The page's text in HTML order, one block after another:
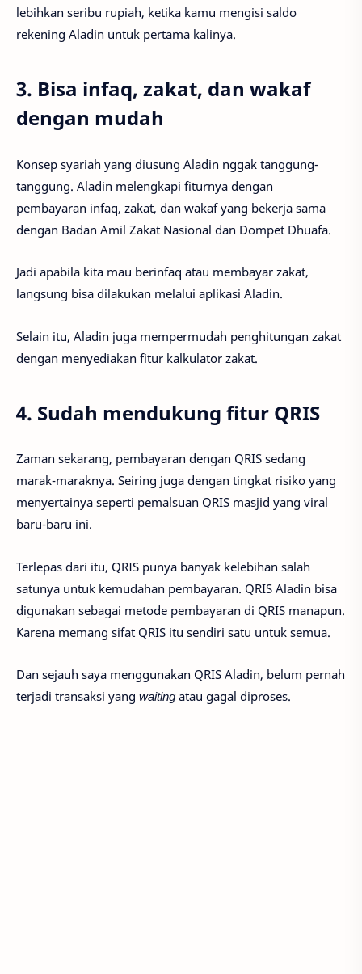
lebihkan seribu rupiah, ketika kamu mengisi saldo
rekening Aladin untuk pertama kalinya.
3. Bisa infaq, zakat, dan wakaf
dengan mudah
Konsep syariah yang diusung Aladin nggak tanggung-
tanggung. Aladin melengkapi fiturnya dengan
pembayaran infaq, zakat, dan wakaf yang bekerja sama
dengan Badan Amil Zakat Nasional dan Dompet Dhuafa.
Jadi apabila kita mau berinfaq atau membayar zakat,
langsung bisa dilakukan melalui aplikasi Aladin.
Selain itu, Aladin juga mempermudah penghitungan zakat
dengan menyediakan fitur kalkulator zakat.
4. Sudah mendukung fitur QRIS
Zaman sekarang, pembayaran dengan QRIS sedang
marak-maraknya. Seiring juga dengan tingkat risiko yang
menyertainya seperti pemalsuan QRIS masjid yang viral
baru-baru ini.
Terlepas dari itu, QRIS punya banyak kelebihan salah
satunya untuk kemudahan pembayaran. QRIS Aladin bisa
digunakan sebagai metode pembayaran di QRIS manapun.
Karena memang sifat QRIS itu sendiri satu untuk semua.
Dan sejauh saya menggunakan QRIS Aladin, belum pernah
terjadi transaksi yang waiting atau gagal diproses.